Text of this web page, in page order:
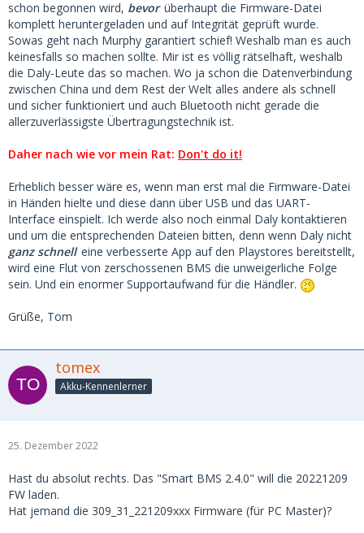
schon begonnen wird, bevor überhaupt die Firmware-Datei
komplett heruntergeladen und auf Integrität geprüft wurde.
Sowas geht nach Murphy garantiert schief! Weshalb man es auch
keinesfalls so machen sollte. Mir ist es völlig rätselhaft, weshalb
die Daly-Leute das so machen. Wo ja schon die Datenverbindung
zwischen China und dem Rest der Welt alles andere als schnell
und sicher funktioniert und auch Bluetooth nicht gerade die
allerzuverlässigste Übertragungstechnik ist.
Daher nach wie vor mein Rat: Don't do it!
Erheblich besser wäre es, wenn man erst mal die Firmware-Datei
in Händen hielte und diese dann über USB und das UART-
Interface einspielt. Ich werde also noch einmal Daly kontaktieren
und um die entsprechenden Dateien bitten, denn wenn Daly nicht
ganz schnell eine verbesserte App auf den Playstores bereitstellt,
wird eine Flut von zerschossenen BMS die unweigerliche Folge
sein. Und ein enormer Supportaufwand für die Händler.
Grüße, Tom
tomex
Akku-Kennenlerner
25. Dezember 2022
Hast du absolut rechts. Das "Smart BMS 2.4.0" will die 20221209
FW laden.
Hat jemand die 309_31_221209xxx Firmware (für PC Master)?